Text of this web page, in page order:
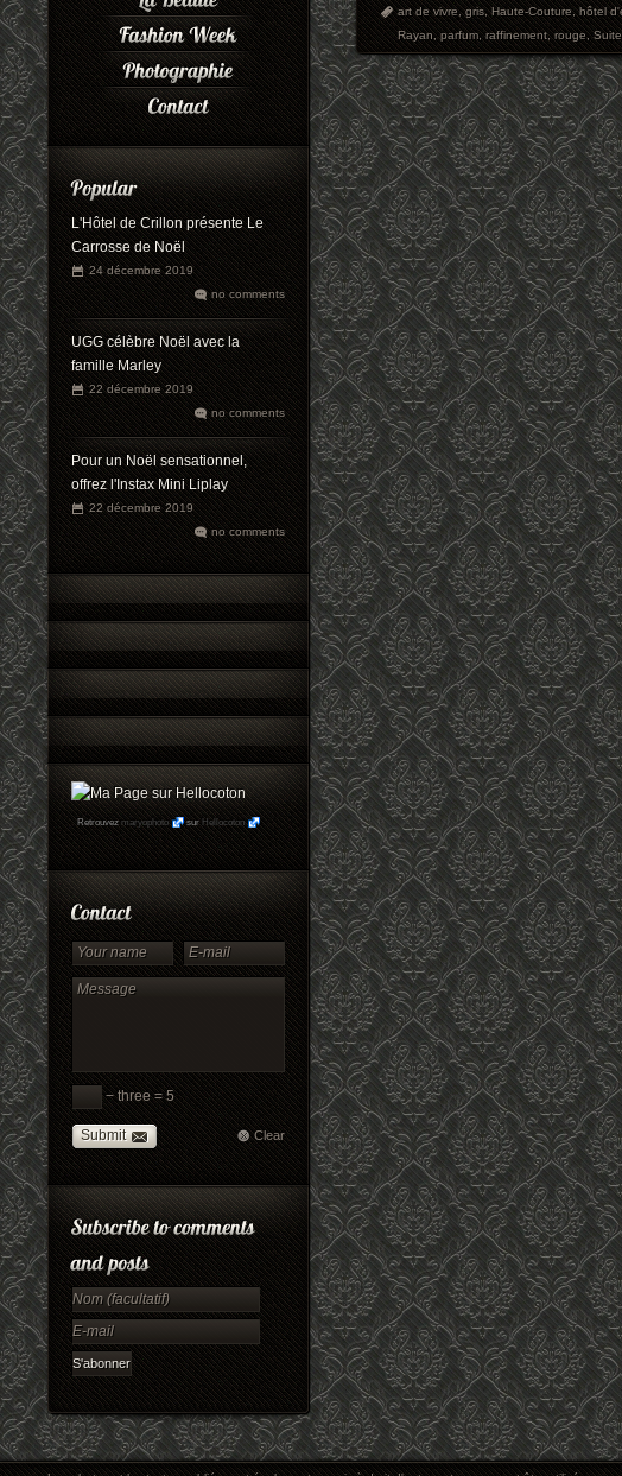
L'Hôtel de Crillon présente Le
Carrosse de Noël
24 décembre 2019
no comments
UGG célèbre Noël avec la
famille Marley
22 décembre 2019
no comments
Pour un Noël sensationnel,
offrez l'Instax Mini Liplay
22 décembre 2019
no comments
Retrouvez maryophoto sur Hellocoton
− three = 5
Submit Clear
art de vivre,gris,Haute-Couture,hôtel
Rayan,parfum,raffinement,rouge,